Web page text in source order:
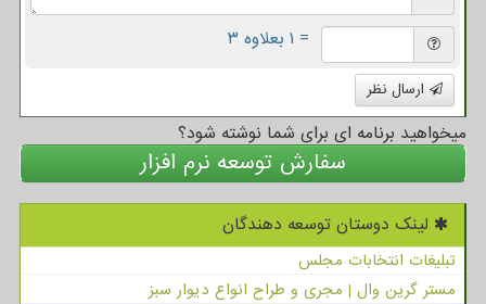
= ۱ بعلاوه ۳
ارسال نظر
میخواهید برنامه ای برای شما نوشته شود؟
سفارش توسعه نرم افزار
لینک دوستان توسعه دهندگان
تبلیغات انتخابات مجلس
مستر گرین وال | مجری و طراح انواع دیوار سبز